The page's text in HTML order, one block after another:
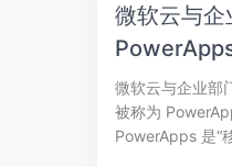
微软云与企
微软云与企业部
被称为
PowerApps 是“